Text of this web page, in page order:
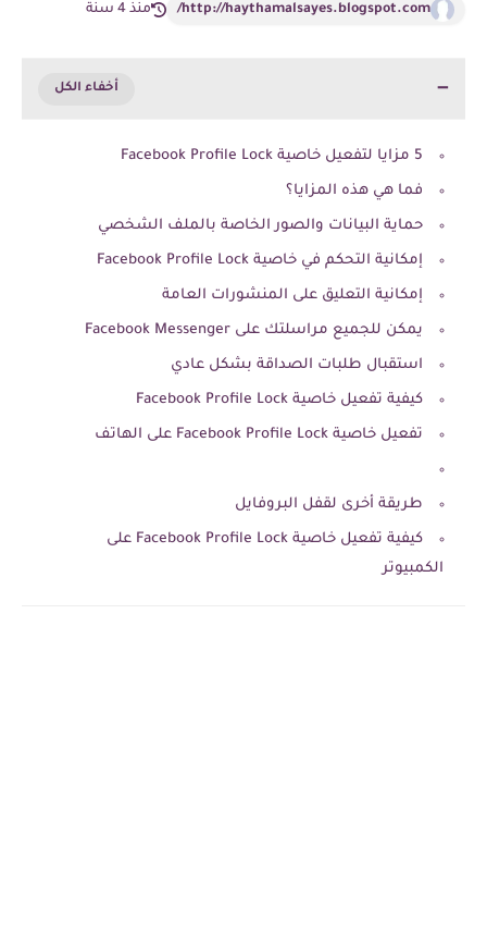
http://haythamalsayes.blogspot.com/ منذ 4 سنة
5 مزايا لتفعيل خاصية Facebook Profile Lock
فما هي هذه المزايا؟
حماية البيانات والصور الخاصة بالملف الشخصي
إمكانية التحكم في خاصية Facebook Profile Lock
إمكانية التعليق على المنشورات العامة
يمكن للجميع مراسلتك على Facebook Messenger
استقبال طلبات الصداقة بشكل عادي
كيفية تفعيل خاصية Facebook Profile Lock
تفعيل خاصية Facebook Profile Lock على الهاتف
طريقة أخرى لقفل البروفايل
كيفية تفعيل خاصية Facebook Profile Lock على
الكمبيوتر